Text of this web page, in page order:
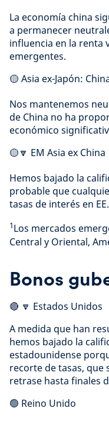
La economía china
a permanecer
influencia en la renta
emergentes.
🟡 Asia ex-Japón:
Nos mantenemos
de China no ha
económico
🟡🔽 EM Asia ex China
Hemos bajado la
probable que
tasas de interés en
1Los mercados
Central y Oriental,
Bonos
🔴 🔽 Estados Unidos
A medida que han
hemos bajado la
estadounidense
recorte de tasas, que
retrase hasta finales
🟢 Reino Unido